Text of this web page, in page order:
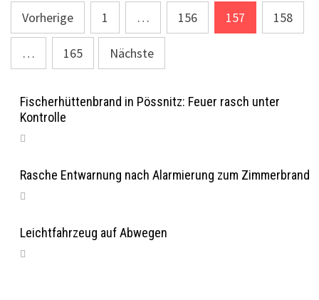
Seitennummerierung
der
Beiträge
Vorherige 1 … 156 157 158
… 165 Nächste
Fischerhüttenbrand in Pössnitz: Feuer rasch unter
Kontrolle
Rasche Entwarnung nach Alarmierung zum Zimmerbrand
Leichtfahrzeug auf Abwegen